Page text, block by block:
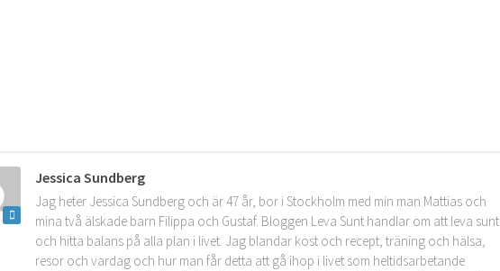
Jessica Sundberg
Jag heter Jessica Sundberg och är 47 år, bor i Stockholm med min man Mattias och
mina två älskade barn Filippa och Gustaf. Bloggen Leva Sunt handlar om att leva sunt
och hitta balans på alla plan i livet. Jag blandar kost och recept, träning och hälsa,
resor och vardag och hur man får detta att gå ihop i livet som heltidsarbetande